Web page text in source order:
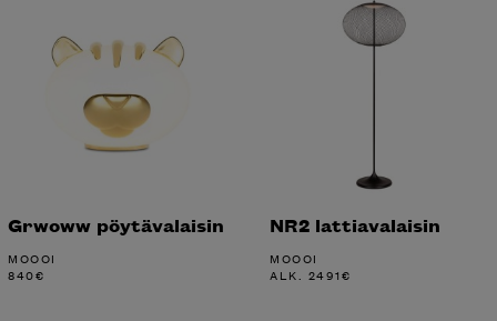
Grwoww pöytävalaisin
MOOOI
840€
NR2 lattiavalaisin
MOOOI
ALK. 2491€